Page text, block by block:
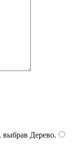
выбрав Дерево.